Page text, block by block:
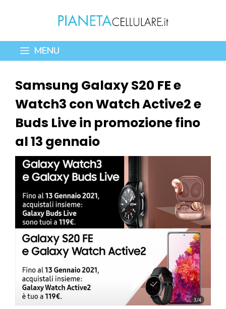
contenuto
MENU
Samsung Galaxy S20 FE e
Watch3 con Watch Active2 e
Buds Live in promozione fino
al 13 gennaio